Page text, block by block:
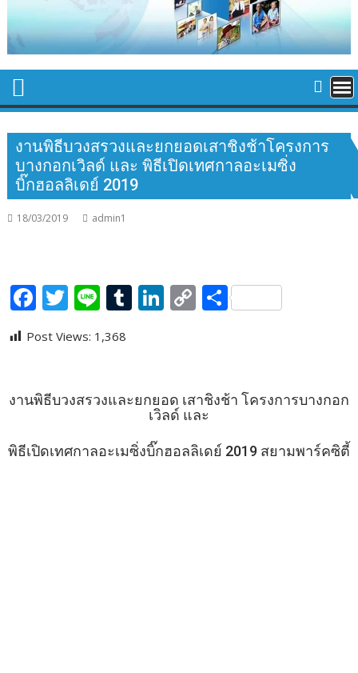
งานพิธีบวงสรวงและยกยอดเสาชิงช้าโครงการ
บางกอกเวิลด์ และ พิธีเปิดเทศกาลอะเมซิ่ง
บิ๊กฮอลลิเดย์ 2019
18/03/2019 admin1
F
e
o
k
T
itt
Li
e
T
r
Li
dI
n
C
Li
n
k
S
Post Views: 1,368
งานพิธีบวงสรวงและยกยอด เสาชิงช้า โครงการบางกอก
เวิลด์ และ
พิธีเปิดเทศกาลอะเมซิ่งบิ๊กฮอลลิเดย์ 2019 สยามพาร์คซิตี้